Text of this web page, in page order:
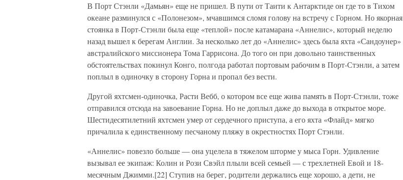
В Порт Стэнли «Дамьян» еще не пришел. В пути от Таити к Антарктиде он где то в Тихом
океане разминулся с «Полонезом», мчавшимся сломя голову на встречу с Горном. Но якорная
стоянка в Порт-Стэнли была еще «теплой» после катамарана «Аннелис», который неделю
назад вышел к берегам Англии. За несколько лет до «Аннелис» здесь была яхта «Сандоунер»
австралийского миссионера Тома Гаррисона. До того он при довольно таинственных
обстоятельствах покинул Конго, полгода работал портовым рабочим в Порт-Стэнли, а затем
поплыл в одиночку в сторону Горна и пропал без вести.
Другой яхтсмен-одиночка, Расти Вебб, о котором все еще жива память в Порт-Стэнли, тоже
отправился отсюда на завоевание Горна. Но не доплыл даже до выхода в открытое море.
Шестидесятилетний яхтсмен умер от сердечного приступа, а его яхта «Флайд» мягко
причалила к единственному песчаному пляжу в окрестностях Порт Стэнли.
«Аннелис» повезло больше — она уцелела в тяжелом шторме у мыса Горн. Удивление
вызывал ее экипаж: Колин и Рози Свэйл плыли всей семьей — с трехлетней Евой и 18-
месячным Джимми.[22] Ступив на берег, родители держались еще хорошо, а дети, не